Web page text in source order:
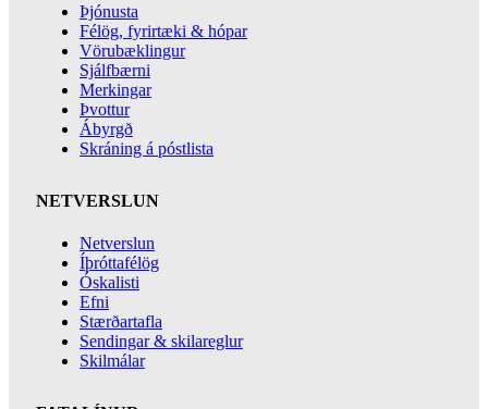
Þjónusta
Félög, fyrirtæki & hópar
Vörubæklingur
Sjálfbærni
Merkingar
Þvottur
Ábyrgð
Skráning á póstlista
NETVERSLUN
Netverslun
Íþróttafélög
Óskalisti
Efni
Stærðartafla
Sendingar & skilareglur
Skilmálar